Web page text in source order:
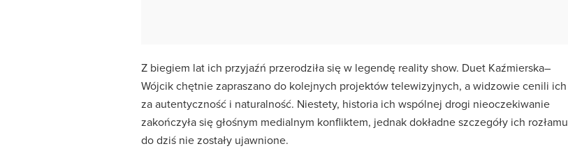
Z biegiem lat ich przyjaźń przerodziła się w legendę reality show. Duet Kaźmierska–
Wójcik chętnie zapraszano do kolejnych projektów telewizyjnych, a widzowie cenili ich
za autentyczność i naturalność. Niestety, historia ich wspólnej drogi nieoczekiwanie
zakończyła się głośnym medialnym konfliktem, jednak dokładne szczegóły ich rozłamu
do dziś nie zostały ujawnione.